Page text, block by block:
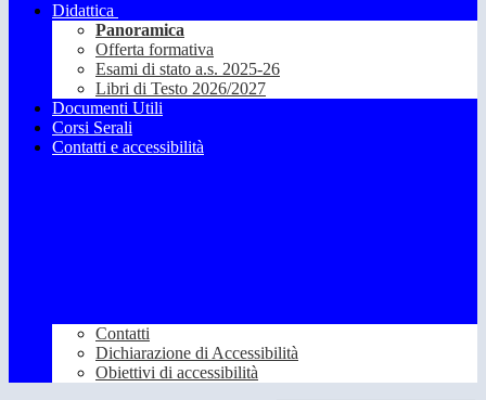
Didattica
Panoramica
Offerta formativa
Esami di stato a.s. 2025-26
Libri di Testo 2026/2027
Documenti Utili
Corsi Serali
Contatti e accessibilità
Contatti
Dichiarazione di Accessibilità
Obiettivi di accessibilità